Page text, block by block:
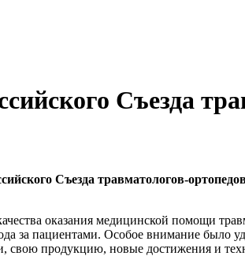
Съезда
Съезда травматологов-
оказания медицинской помощи
за пациентами. Особое внимание
свою продукцию, новые достижения и